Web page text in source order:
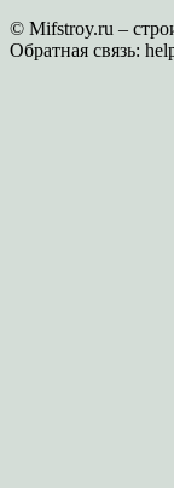
© Mifstroy.ru –
Обратная связь: